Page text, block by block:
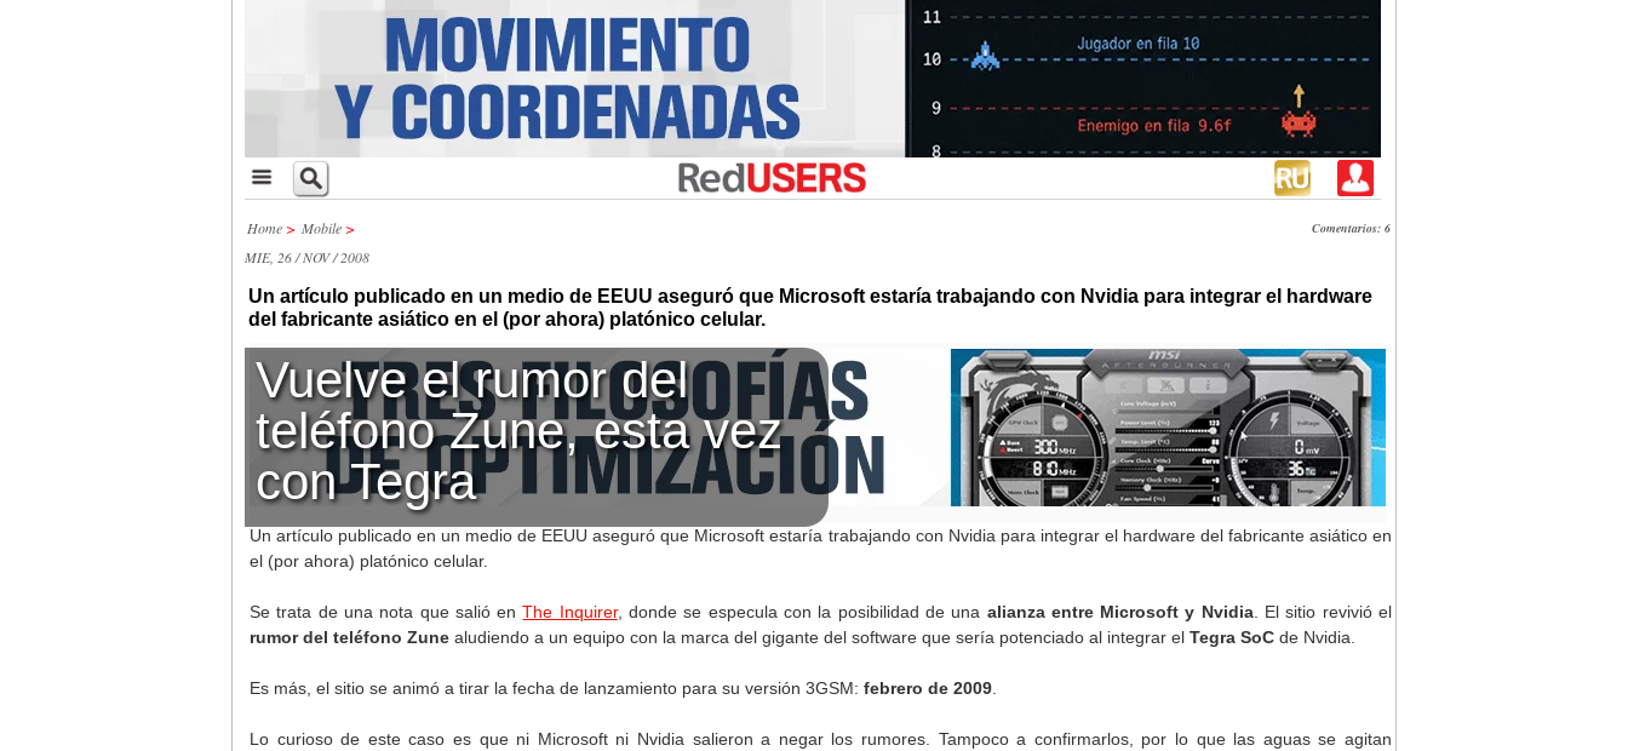
Home> Mobile> Comentarios: 6
MIE, 26 / NOV / 2008
Vuelve el rumor del
teléfono Zune, esta vez
con Tegra
Un artículo publicado en un medio de EEUU aseguró que Microsoft estaría trabajando con Nvidia para integrar el hardware
del fabricante asiático en el (por ahora) platónico celular.
Un artículo publicado en un medio de EEUU aseguró que Microsoft estaría trabajando con Nvidia para integrar el hardware del fabricante asiático en
el (por ahora) platónico celular.
Se trata de una nota que salió enThe Inquirer, donde se especula con la posibilidad de una alianza entre Microsoft y Nvidia. El sitio revivió el
rumor del teléfono Zune aludiendo a un equipo con la marca del gigante del software que sería potenciado al integrar el Tegra SoC de Nvidia.
Es más, el sitio se animó a tirar la fecha de lanzamiento para su versión 3GSM: febrero de 2009
Lo curioso de este caso es que ni Microsoft ni Nvidia salieron a negar los rumores. Tampoco a confirmarlos, por lo que las aguas se agitan